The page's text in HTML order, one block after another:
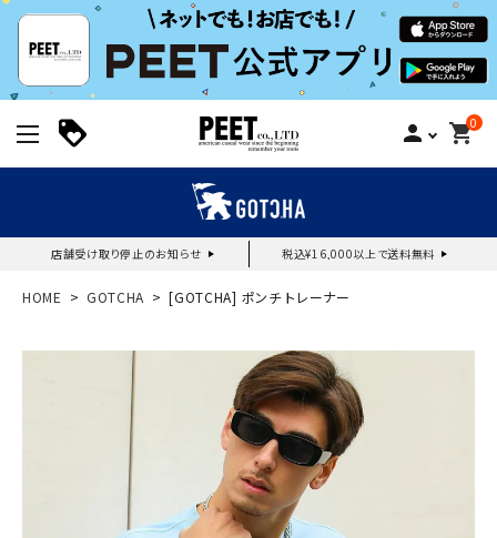
person 0
shopping_cart
店舗受け取り停止のお知らせ 税込¥16,000以上で送料無料
新規会員登録｜ログイン
ご利用ガイド
search
ブランドメニュー
HOME GOTCHA [GOTCHA] ポンチ トレーナー